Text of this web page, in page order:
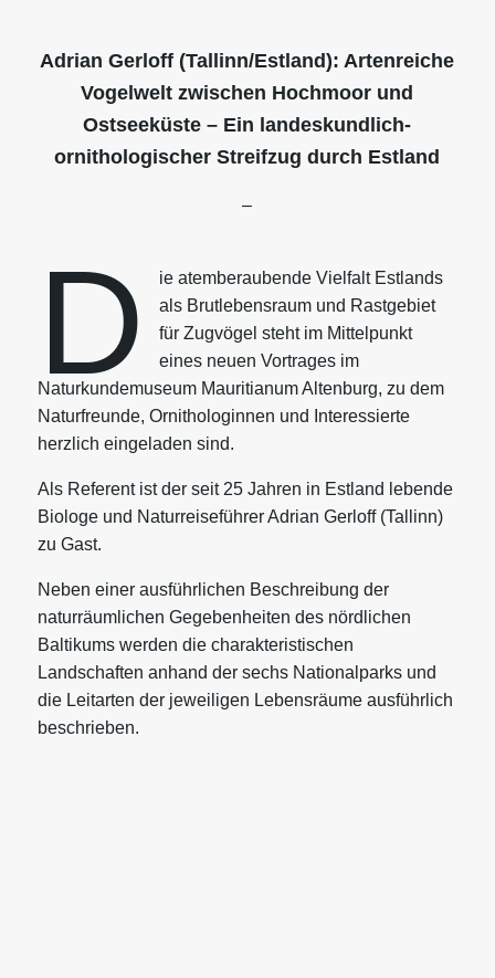
Adrian Gerloff (Tallinn/Estland): Artenreiche
Vogelwelt zwischen Hochmoor und
Ostseeküste – Ein landeskundlich-
ornithologischer Streifzug durch Estland
–
D
ie atemberaubende Vielfalt Estlands
als Brutlebensraum und Rastgebiet
für Zugvögel steht im Mittelpunkt
eines neuen Vortrages im
Naturkundemuseum Mauritianum Altenburg, zu dem
Naturfreunde, Ornithologinnen und Interessierte
herzlich eingeladen sind.
Als Referent ist der seit 25 Jahren in Estland lebende
Biologe und Naturreiseführer Adrian Gerloff (Tallinn)
zu Gast.
Neben einer ausführlichen Beschreibung der
naturräumlichen Gegebenheiten des nördlichen
Baltikums werden die charakteristischen
Landschaften anhand der sechs Nationalparks und
die Leitarten der jeweiligen Lebensräume ausführlich
beschrieben.